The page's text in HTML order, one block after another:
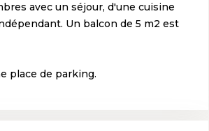
avec un séjour, d'une cuisine
Un balcon de 5 m2 est
place de parking.